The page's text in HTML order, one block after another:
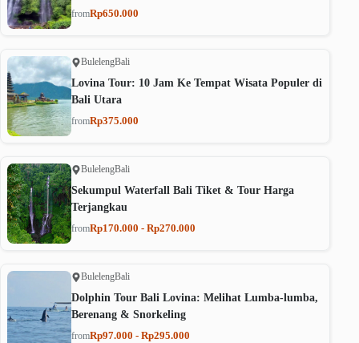
fromRp650.000
BulelengBali
Lovina Tour: 10 Jam Ke Tempat Wisata Populer di
Bali Utara
fromRp375.000
BulelengBali
Sekumpul Waterfall Bali Tiket & Tour Harga
Terjangkau
fromRp170.000 - Rp270.000
BulelengBali
Dolphin Tour Bali Lovina: Melihat Lumba-lumba,
Berenang & Snorkeling
fromRp97.000 - Rp295.000